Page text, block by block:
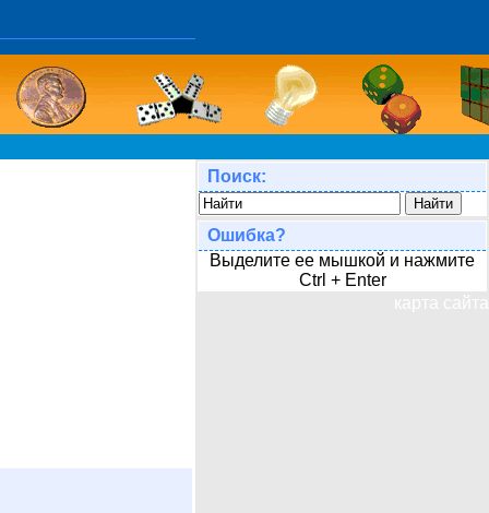
Поиск:
Ошибка?
Выделите ее мышкой и нажмите
Ctrl + Enter